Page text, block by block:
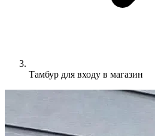
Тамбур для входу в магазин